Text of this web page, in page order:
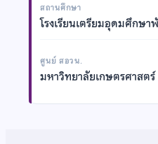
สถานศึกษา
โรงเรียนเตรียมอุดมศึกษ
ศูนย์ สอวน.
มหาวิทยาลัยเกษตรศาสตร์